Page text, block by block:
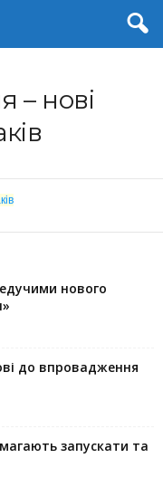
– нові
нового
до впровадження
запускaти та